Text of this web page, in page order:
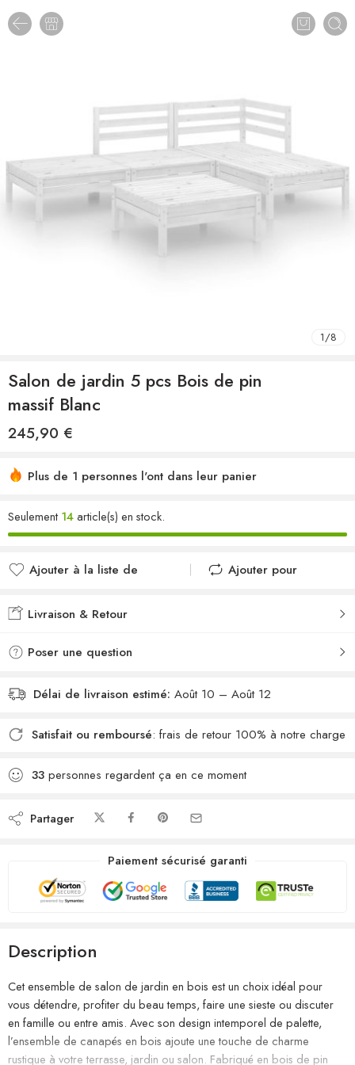
1/8
Salon de jardin 5 pcs Bois de pin
massif Blanc
245,90 €
Plus de 1 personnes l'ont dans leur panier
Seulement 14article(s) en stock.
Ajouter à la liste de
Ajouté à la liste de
Ajouter pour
Livraison & Retour
Poser une question
Délai de livraison estimé: Août 10 – Août 12
Satisfait ou remboursé: frais de retour 100% à notre charge
33 personnes regardent ça en ce moment
Partager
Paiement sécurisé garanti
Description
Cet ensemble de salon de jardin en bois est un choix idéal pour
vous détendre, profiter du beau temps, faire une sieste ou discuter
en famille ou entre amis. Avec son design intemporel de palette,
l’ensemble de canapés en bois ajoute une touche de charme
rustique à votre terrasse, jardin ou salon. Fabriqué en bois de pin